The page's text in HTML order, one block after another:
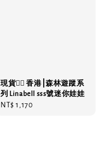
現貨❤️‍🔥 香港⎮森林遊蹤系
列 Linabell sss號迷你娃娃
Regular
NT$ 1,170